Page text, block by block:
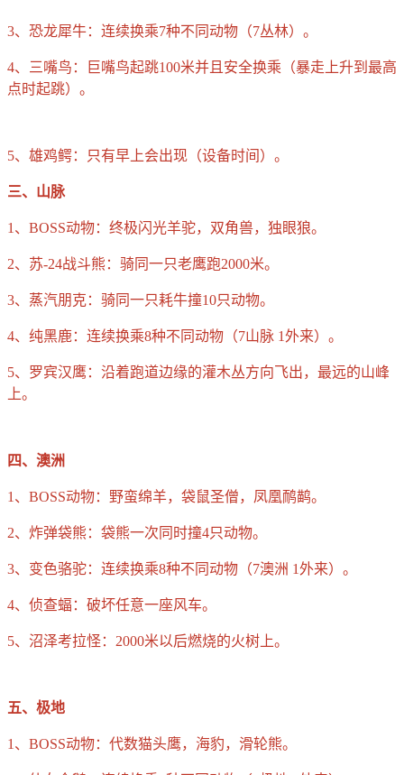
3、恐龙犀牛：连续换乘7种不同动物（7丛林）。
4、三嘴鸟：巨嘴鸟起跳100米并且安全换乘（暴走上升到最高
点时起跳）。
5、雄鸡鳄：只有早上会出现（设备时间）。
三、山脉
1、BOSS动物：终极闪光羊驼，双角兽，独眼狼。
2、苏-24战斗熊：骑同一只老鹰跑2000米。
3、蒸汽朋克：骑同一只耗牛撞10只动物。
4、纯黑鹿：连续换乘8种不同动物（7山脉 1外来）。
5、罗宾汉鹰：沿着跑道边缘的灌木丛方向飞出，最远的山峰
上。
四、澳洲
1、BOSS动物：野蛮绵羊，袋鼠圣僧，凤凰鸸鹋。
2、炸弹袋熊：袋熊一次同时撞4只动物。
3、变色骆驼：连续换乘8种不同动物（7澳洲 1外来）。
4、侦查蝠：破坏任意一座风车。
5、沼泽考拉怪：2000米以后燃烧的火树上。
五、极地
1、BOSS动物：代数猫头鹰，海豹，滑轮熊。